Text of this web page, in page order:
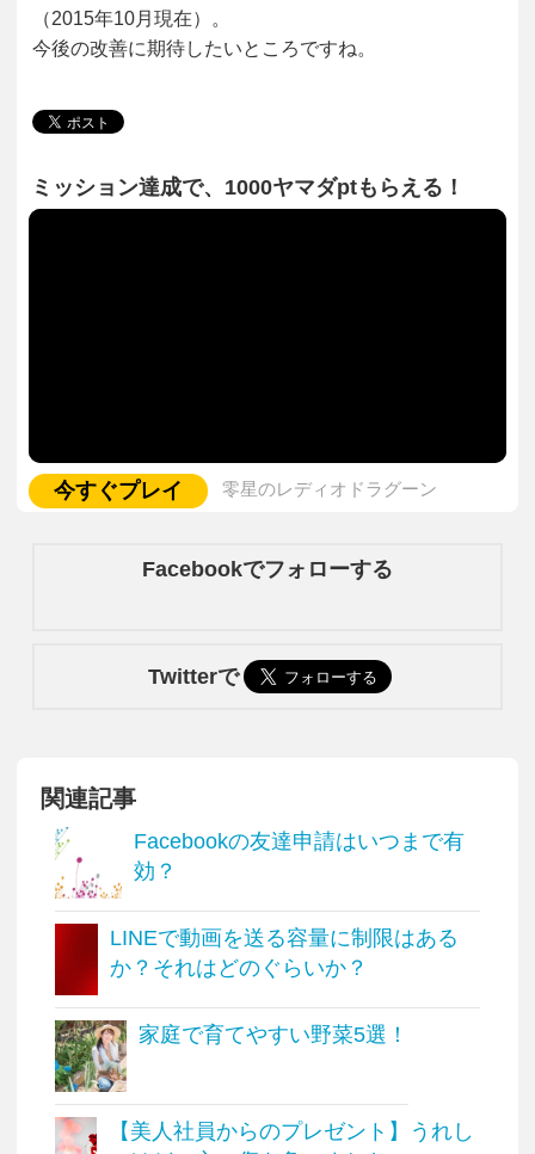
（2015年10月現在）。
今後の改善に期待したいところですね。
ミッション達成で、1000ヤマダptもらえる！
今すぐプレイ 零星のレディオドラグーン
Facebookでフォローする
Twitterで
関連記事
Facebookの友達申請はいつまで有
効？
LINEで動画を送る容量に制限はある
か？それはどのぐらいか？
家庭で育てやすい野菜5選！
【美人社員からのプレゼント】うれし